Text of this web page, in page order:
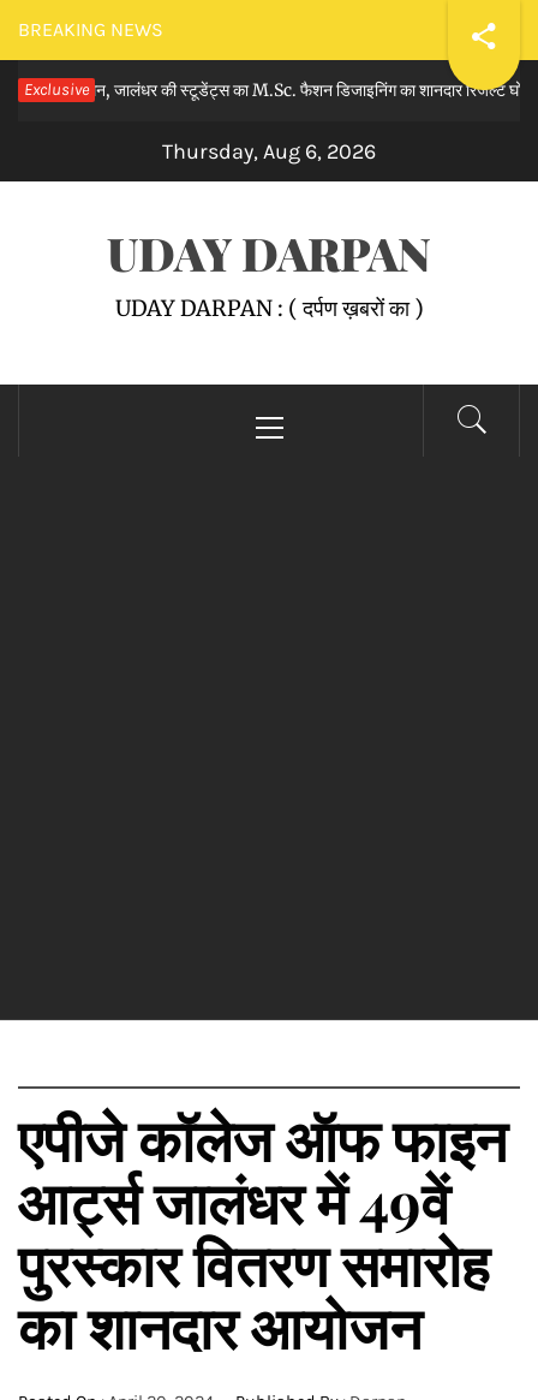
Skip
to
content
BREAKING NEWS
Exclusive
जालंधर की स्टूडेंट्स का M.Sc. फैशन डिजाइनिंग का शानदार रिजल्ट घोषित किया।
Thursday, Aug 6, 2026
UDAY DARPAN
UDAY DARPAN : ( दर्पण ख़बरों का )
Menu
एपीजे कॉलेज ऑफ फाइन
आर्ट्स जालंधर में 49वें
पुरस्कार वितरण समारोह
का शानदार आयोजन